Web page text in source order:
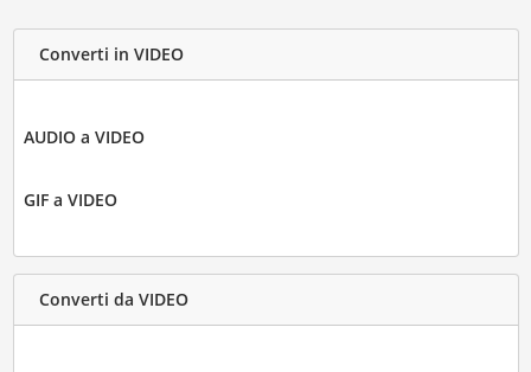
Converti in VIDEO
AUDIO a VIDEO
GIF a VIDEO
Converti da VIDEO